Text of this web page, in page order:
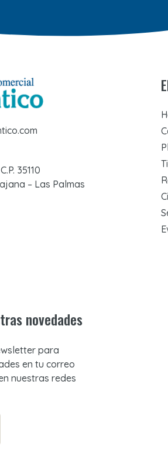
35110
– Las Palmas
novedades
para
en tu correo
nuestras redes